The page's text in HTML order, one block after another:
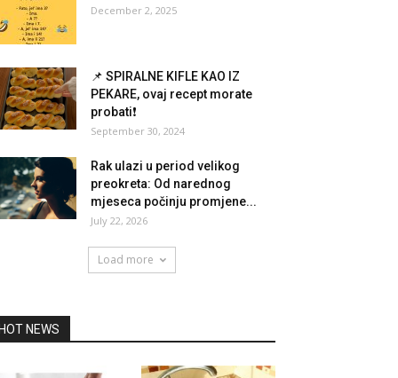
December 2, 2025
📌 SPIRALNE KIFLE KAO IZ
PEKARE, ovaj recept morate
probati❗
September 30, 2024
Rak ulazi u period velikog
preokreta: Od narednog
mjeseca počinju promjene...
July 22, 2026
Load more
NEWS